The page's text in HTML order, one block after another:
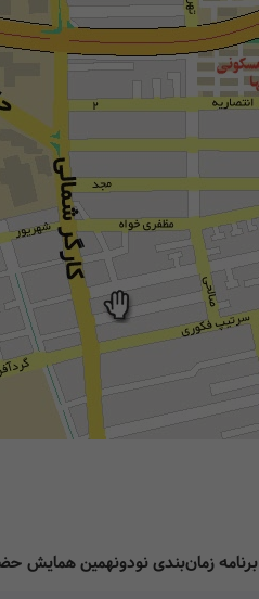
برنامه زمان‌بندی نودونهمین همایش